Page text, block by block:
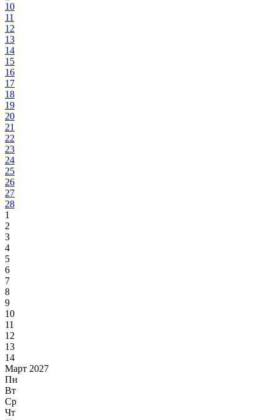
10
11
12
13
14
15
16
17
18
19
20
21
22
23
24
25
26
27
28
1
2
3
4
5
6
7
8
9
10
11
12
13
14
Март 2027
Пн
Вт
Ср
Чт